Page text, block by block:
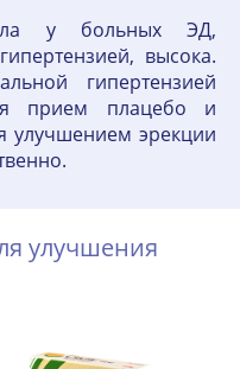
у больных ЭД,
высока.
гипертензией
прием плацебо и
улучшением эрекции
улучшения